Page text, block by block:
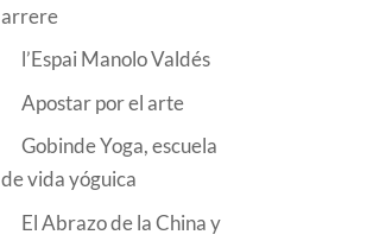
arrere
l’Espai Manolo Valdés
Apostar por el arte
Gobinde Yoga, escuela
de vida yóguica
El Abrazo de la China y